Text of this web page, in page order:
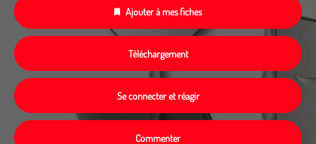
Ajouter à mes fiches
Téléchargement
Se connecter et réagir
Commenter